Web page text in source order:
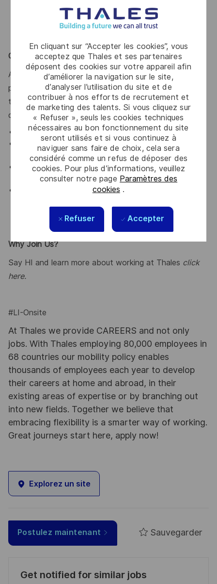
En cliquant sur “Accepter les cookies”, vous
acceptez que Thales et ses partenaires
déposent des cookies sur votre appareil afin
d’améliorer la navigation sur le site,
d’analyser l’utilisation du site et de
contribuer à nos efforts de recrutement et
de marketing des talents. Si vous cliquez sur
« Refuser », seuls les cookies techniques
nécessaires au bon fonctionnement du site
seront utilisés et si vous continuez à
naviguer sans faire de choix, cela sera
considéré comme un refus de déposer des
cookies. Pour plus d’informations, veuillez
consulter notre page Paramètres des
cookies .
Refuser Accepter
aos requisitos dessa posição, te incentivamos a se
juntar à nossa Comunidade de Talentos!
O que oferecemos
A Thales oferece um extenso programa de benefícios
para todos os funcionários em tempo integral que
trabalham 30 horas ou mais por semana e seus
dependentes elegíveis, incluindo:
Plano de Saúde e Odontológico.
Previdência privada com contribuição da empresa e
um match, sem período de carência.
Feriados pagos pela empresa, dias de férias e
licença médica remunerada.
Seguro de Vida fornecido pela empresa.
Why Join Us?
Say HI and learn more about working at Thales click
here.
#LI-Onsite
At Thales we provide CAREERS and not only
jobs. With Thales employing 80,000 employees in
68 countries our mobility policy enables
thousands of employees each year to develop
their careers at home and abroad, in their
existing areas of expertise or by branching out
into new fields. Together we believe that
embracing flexibility is a smarter way of working.
Great journeys start here, apply now!
Explorez un site
Postulez maintenant Sauvegarder
Get notified for similar jobs